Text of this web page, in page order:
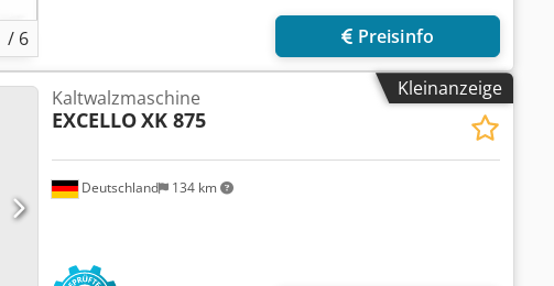
/ 6 Preisinfo
Kleinanzeige
Deutschland 134 km
Kaltwalzmaschine
EXCELLOXK 875